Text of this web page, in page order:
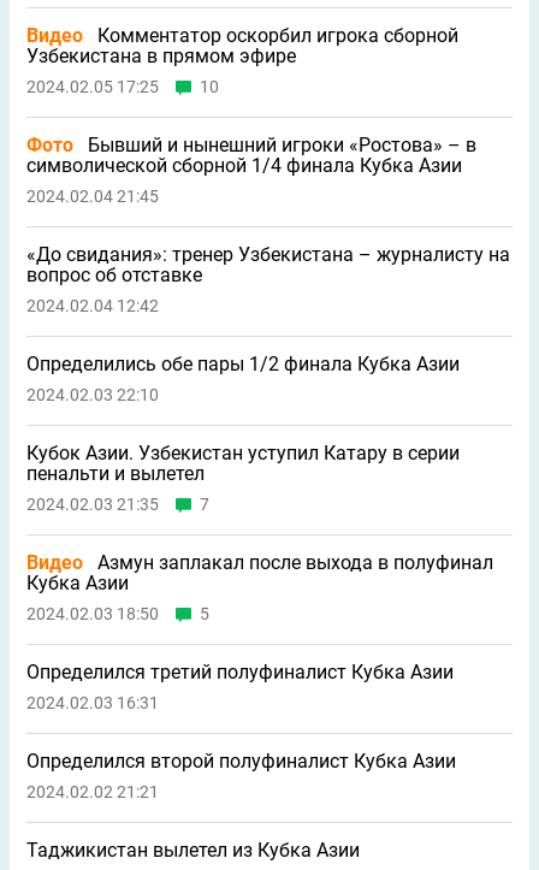
Видео
Комментатор оскорбил игрока сборной
Узбекистана в прямом эфире
2024.02.05 17:25 10
Фото
Бывший и нынешний игроки «Ростова» – в
символической сборной 1/4 финала Кубка Азии
2024.02.04 21:45
«До свидания»: тренер Узбекистана – журналисту на
вопрос об отставке
2024.02.04 12:42
Определились обе пары 1/2 финала Кубка Азии
2024.02.03 22:10
Кубок Азии. Узбекистан уступил Катару в серии
пенальти и вылетел
2024.02.03 21:35 7
Видео
Азмун заплакал после выхода в полуфинал
Кубка Азии
2024.02.03 18:50 5
Определился третий полуфиналист Кубка Азии
2024.02.03 16:31
Определился второй полуфиналист Кубка Азии
2024.02.02 21:21
Таджикистан вылетел из Кубка Азии